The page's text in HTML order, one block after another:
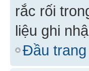
rắc rối
liệu ghi
Đầu trang